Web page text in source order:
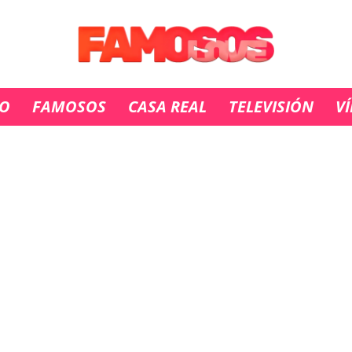
FAMOSOS CASA REAL TELEVISIÓN